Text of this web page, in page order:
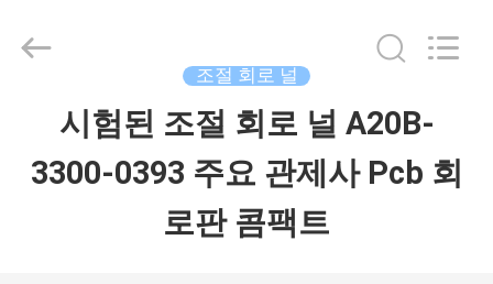
2018
조절 회로 널
시험된 조절 회로 널 A20B-
3300-0393 주요 관제사 Pcb 회
로판 콤팩트